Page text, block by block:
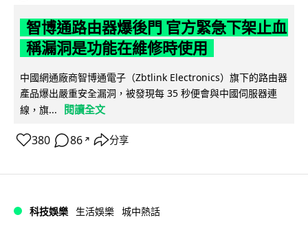
智博通路由器爆後門 官方緊急下架止血
稱漏洞是功能在維修時使用
中國網通廠商智博通電子（Zbtlink Electronics）旗下的路由器
產品爆出嚴重安全漏洞，被發現每 35 秒便會與中國伺服器連
線，旗...
閱讀全文
380 86 ↗ 分享
科技娛樂 生活娛樂 城中熱話